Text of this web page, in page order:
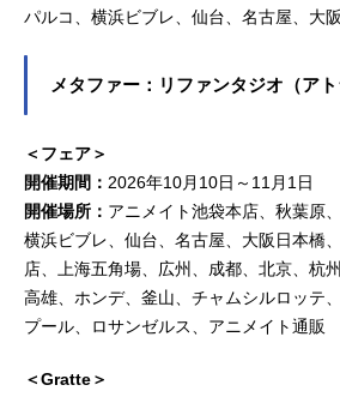
パルコ、横浜ビブレ、仙台、名古屋、大
メタファー：リファンタジオ（アト
＜フェア＞
開催期間： 2026年10月10日～11月1日
開催場所： アニメイト池袋本店、秋葉原
横浜ビブレ、仙台、名古屋、大阪日本橋
店、上海五角場、広州、成都、北京、杭
高雄、ホンデ、釜山、チャムシルロッテ
プール、ロサンゼルス、アニメイト通販
＜Gratte＞